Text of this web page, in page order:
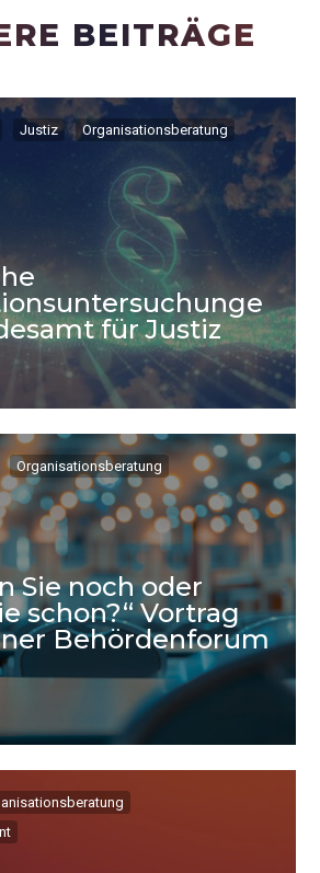
BEITRÄGE
Justiz Organisationsberatung
für Justiz
Organisationsberatung
Sie noch oder
schon?“ Vortrag
Behördenforum